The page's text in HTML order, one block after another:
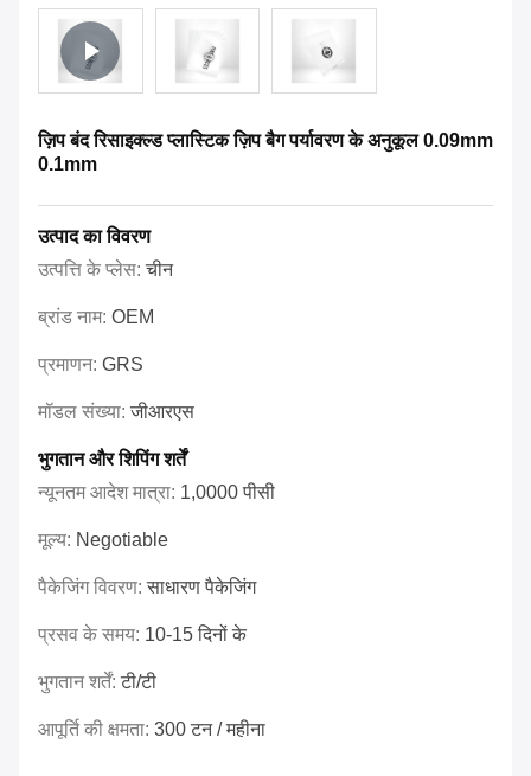
ज़िप बंद रिसाइक्ल्ड प्लास्टिक ज़िप बैग पर्यावरण के अनुकूल 0.09mm
0.1mm
उत्पाद का विवरण
उत्पत्ति के प्लेस:चीन
ब्रांड नाम: OEM
प्रमाणन: GRS
मॉडल संख्या:जीआरएस
भुगतान और शिपिंग शर्तें
न्यूनतम आदेश मात्रा: 1,0000 पीसी
मूल्य: Negotiable
पैकेजिंग विवरण:साधारण पैकेजिंग
प्रसव के समय: 10-15 दिनों के
भुगतान शर्तें:टी/टी
आपूर्ति की क्षमता: 300 टन / महीना